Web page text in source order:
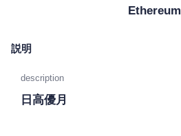
Ethereum
説明
description
日高優月